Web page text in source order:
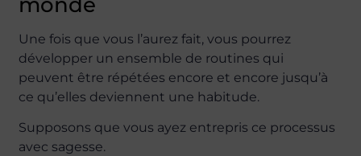
Une fois que vous l’aurez fait, vous pourrez
développer un ensemble de routines qui
peuvent être répétées encore et encore jusqu’à
ce qu’elles deviennent une habitude.
Supposons que vous ayez entrepris ce processus
avec sagesse.